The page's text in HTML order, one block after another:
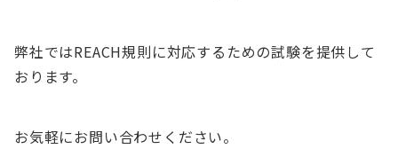
弊社ではREACH規則に対応するための試験を提供して
おります。
お気軽にお問い合わせください。